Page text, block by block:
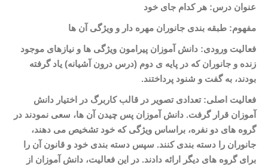
عنوان درس: هر کدام جای خود
مفهوم: طبقه بندی جانوران مهره دار و ویژگی آن ها
فعالیت ورودی: دانش آموزان پیرامون ویژگی ها و نیازهای موجود
زنده و جانوران که در پایه ی دوم (درس درون آشیانه) یاد گرفته
بودند، به گفت و شنود پرداختند.
فعالیت اصلی: تعدادی تصویر در قالب کاربرگ در اختیار دانش
آموزان قرار گرفت. دانش آموزان پس چیدن آن ها، سعی نمودند در
گروه های دو نفره، براساس ویژگی که خود تشخیص می دهند،
جانوران را دسته بندی کنند. سپس دسته بندی خود و قانون آن را
برای گروه های دیگر ارائه دادند. در این فعالیت، دانش آموزان از